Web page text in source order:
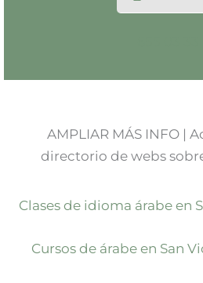
AMPLIAR MÁS INFO |
directorio de webs
Clases de idioma árabe en
Cursos de árabe en San